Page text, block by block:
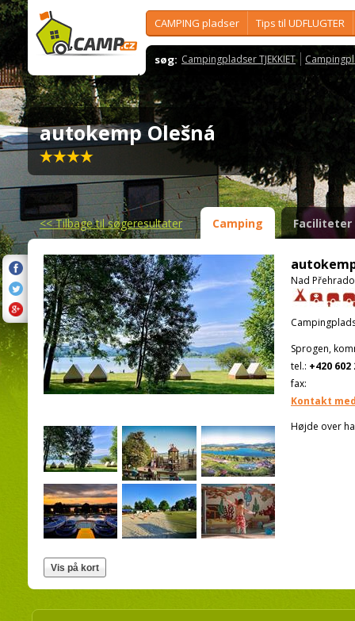
CAMPING pladser Tips til UDFLUGTER
søg: Campingpladser TJEKKIET
autokemp Olešná
<<Tilbage til søgeresultater Camping Faciliteter
Nad
Sprogen,
tel.: +420 602
fax:
Kontakt
Højde over